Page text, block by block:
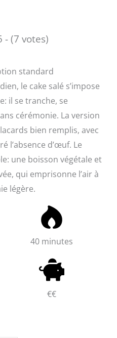
- (7 votes)
le cake salé s’impose
il se tranche, se
cérémonie. La version
bien remplis, avec
l’absence d’œuf. Le
une boisson végétale et
qui emprisonne l’air à
légère.
40 minutes
€€